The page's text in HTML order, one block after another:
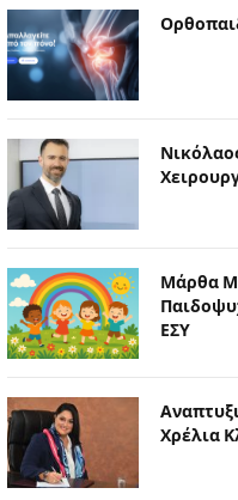
Μάρθα
ΕΣΥ
Χρέλια